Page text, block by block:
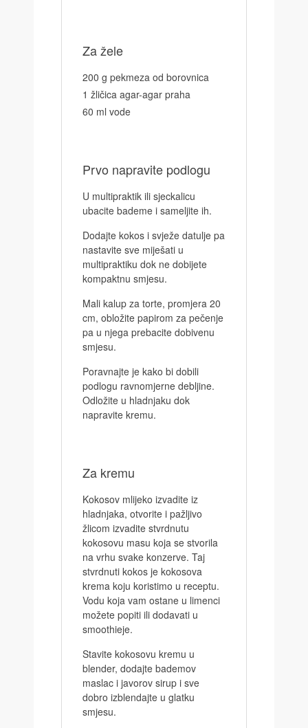
Za žele
200 g pekmeza od borovnica
1 žličica agar-agar praha
60 ml vode
Prvo napravite podlogu
U multipraktik ili sjeckalicu
ubacite bademe i sameljite ih.
Dodajte kokos i svježe datulje pa
nastavite sve miješati u
multipraktiku dok ne dobijete
kompaktnu smjesu.
Mali kalup za torte, promjera 20
cm, obložite papirom za pečenje
pa u njega prebacite dobivenu
smjesu.
Poravnajte je kako bi dobili
podlogu ravnomjerne debljine.
Odložite u hladnjaku dok
napravite kremu.
Za kremu
Kokosov mlijeko izvadite iz
hladnjaka, otvorite i pažljivo
žlicom izvadite stvrdnutu
kokosovu masu koja se stvorila
na vrhu svake konzerve. Taj
stvrdnuti kokos je kokosova
krema koju koristimo u receptu.
Vodu koja vam ostane u limenci
možete popiti ili dodavati u
smoothieje.
Stavite kokosovu kremu u
blender, dodajte bademov
maslac i javorov sirup i sve
dobro izblendajte u glatku
smjesu.